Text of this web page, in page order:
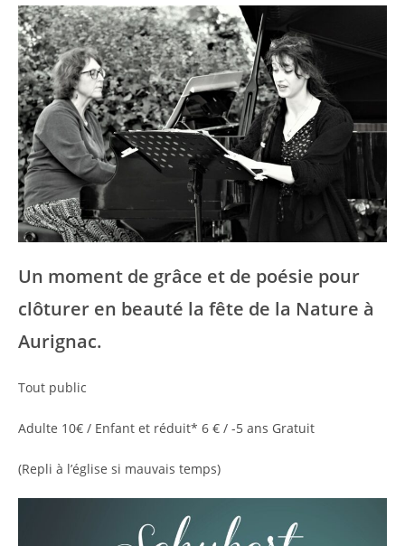
Un moment de grâce et de poésie pour
clôturer en beauté la fête de la Nature à
Aurignac.
Tout public
Adulte 10€ / Enfant et réduit* 6 € / -5 ans Gratuit
(Repli à l’église si mauvais temps)